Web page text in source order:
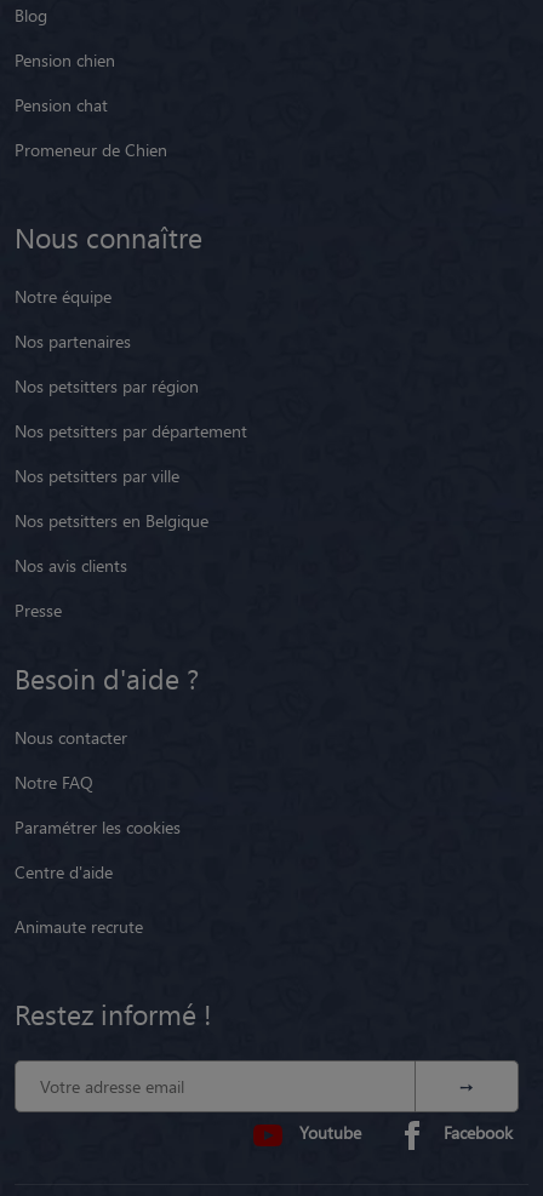
Blog
Pension chien
Pension chat
Promeneur de Chien
Nous connaître
Notre équipe
Nos partenaires
Nos petsitters par région
Nos petsitters par département
Nos petsitters par ville
Nos petsitters en Belgique
Nos avis clients
Presse
Besoin d'aide ?
Nous contacter
Notre FAQ
Paramétrer les cookies
Centre d'aide
Animaute recrute
Restez informé !
Youtube Facebook